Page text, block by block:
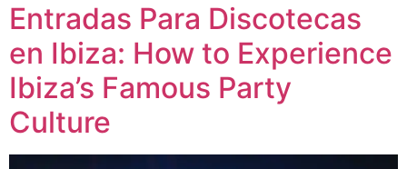
Entradas Para Discotecas
en Ibiza: How to Experience
Ibiza’s Famous Party
Culture